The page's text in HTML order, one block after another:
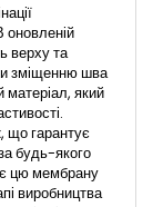
оновленій
верху та
зміщенню шва
який
, що гарантує
будь-якого
цю мембрану
виробництва